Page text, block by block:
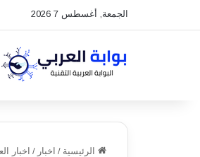
الجمعة, أغسطس 7 2026
الرئيسية / اخبار / اخبار